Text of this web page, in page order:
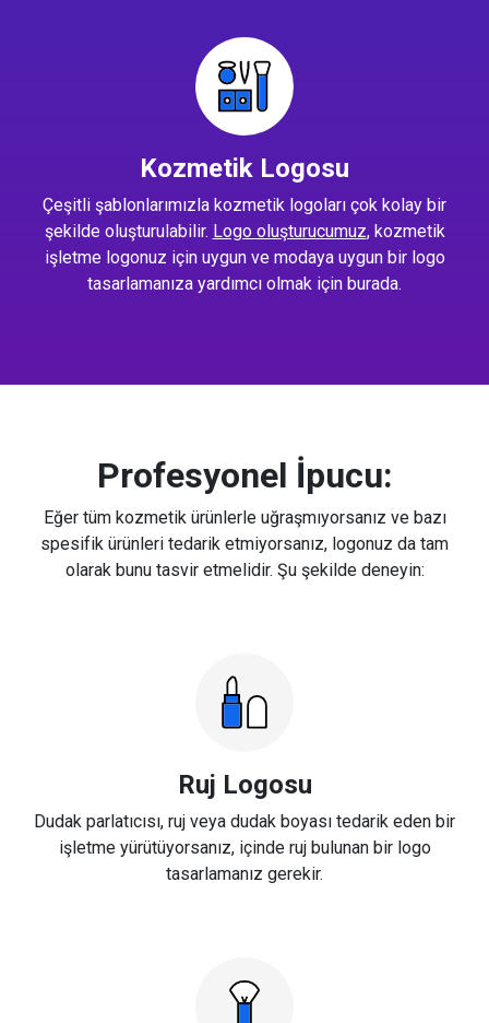
Kozmetik Logosu
Çeşitli şablonlarımızla kozmetik logoları çok kolay bir
şekilde oluşturulabilir. Logo oluşturucumuz, kozmetik
işletme logonuz için uygun ve modaya uygun bir logo
tasarlamanıza yardımcı olmak için burada.
Profesyonel İpucu:
Eğer tüm kozmetik ürünlerle uğraşmıyorsanız ve bazı
spesifik ürünleri tedarik etmiyorsanız, logonuz da tam
olarak bunu tasvir etmelidir. Şu şekilde deneyin:
Ruj Logosu
Dudak parlatıcısı, ruj veya dudak boyası tedarik eden bir
işletme yürütüyorsanız, içinde ruj bulunan bir logo
tasarlamanız gerekir.